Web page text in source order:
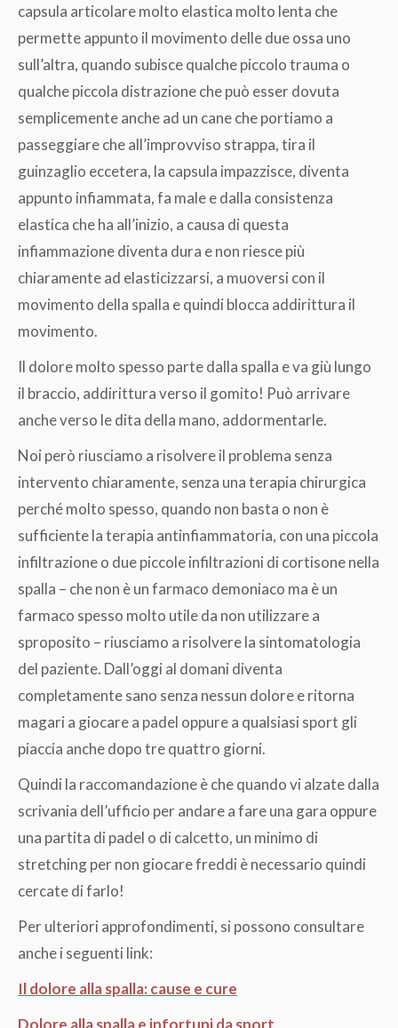
capsula articolare molto elastica molto lenta che
permette appunto il movimento delle due ossa uno
sull’altra, quando subisce qualche piccolo trauma o
qualche piccola distrazione che può esser dovuta
semplicemente anche ad un cane che portiamo a
passeggiare che all’improvviso strappa, tira il
guinzaglio eccetera, la capsula impazzisce, diventa
appunto infiammata, fa male e dalla consistenza
elastica che ha all’inizio, a causa di questa
infiammazione diventa dura e non riesce più
chiaramente ad elasticizzarsi, a muoversi con il
movimento della spalla e quindi blocca addirittura il
movimento.
Il dolore molto spesso parte dalla spalla e va giù lungo
il braccio, addirittura verso il gomito! Può arrivare
anche verso le dita della mano, addormentarle.
Noi però riusciamo a risolvere il problema senza
intervento chiaramente, senza una terapia chirurgica
perché molto spesso, quando non basta o non è
sufficiente la terapia antinfiammatoria, con una piccola
infiltrazione o due piccole infiltrazioni di cortisone nella
spalla – che non è un farmaco demoniaco ma è un
farmaco spesso molto utile da non utilizzare a
sproposito – riusciamo a risolvere la sintomatologia
del paziente. Dall’oggi al domani diventa
completamente sano senza nessun dolore e ritorna
magari a giocare a padel oppure a qualsiasi sport gli
piaccia anche dopo tre quattro giorni.
Quindi la raccomandazione è che quando vi alzate dalla
scrivania dell’ufficio per andare a fare una gara oppure
una partita di padel o di calcetto, un minimo di
stretching per non giocare freddi è necessario quindi
cercate di farlo!
Per ulteriori approfondimenti, si possono consultare
anche i seguenti link:
Il dolore alla spalla: cause e cure
Dolore alla spalla e infortuni da sport